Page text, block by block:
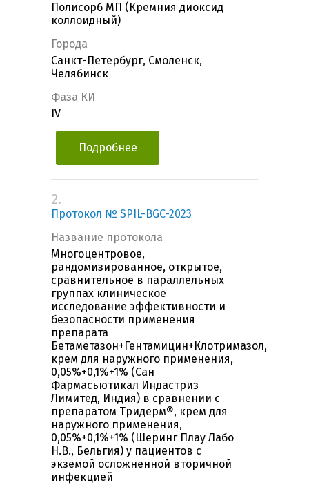
Полисорб МП (Кремния диоксид
коллоидный)
Города
Санкт-Петербург, Смоленск,
Челябинск
Фаза КИ
IV
Подробнее
2.
Протокол № SPIL-BGC-2023
Название протокола
Многоцентровое,
рандомизированное, открытое,
сравнительное в параллельных
группах клиническое
исследование эффективности и
безопасности применения
препарата
Бетаметазон+Гентамицин+Клотримазол,
крем для наружного применения,
0,05%+0,1%+1% (Сан
Фармасьютикал Индастриз
Лимитед, Индия) в сравнении с
препаратом Тридерм®, крем для
наружного применения,
0,05%+0,1%+1% (Шеринг Плау Лабо
Н.В., Бельгия) у пациентов с
экземой осложненной вторичной
инфекцией